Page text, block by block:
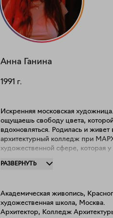
Анна Ганина
1991 г.
Искренняя московская
ощущаешь свободу цвета,
вдохновляться. Родилась и
архитектурный колледж при
художественной сфере, которая
рисунку. На данный момент,
различных его проявлениях, так
эмоциональный диалог
пластики линий, цветов и
РАЗВЕРНУТЬ
Академическая живопись,
художественная школа, Москва.
Архитектор, Колледж